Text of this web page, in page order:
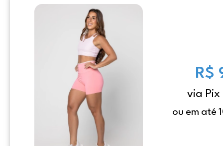
R$
via Pix
ou em até